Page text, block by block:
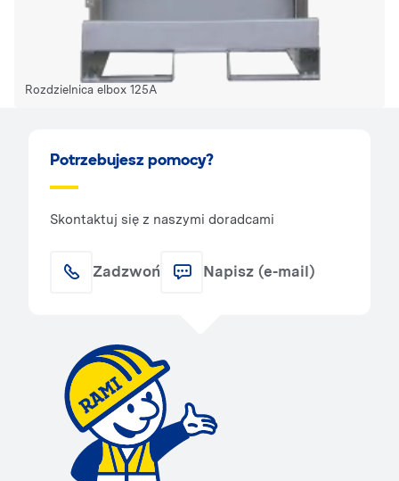
Rozdzielnica elbox 125A
Potrzebujesz pomocy?
Skontaktuj się z naszymi doradcami
Zadzwoń Napisz (e-mail)